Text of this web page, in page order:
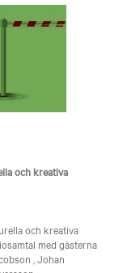
och kreativa
och kreativa
med gästerna
, Johan